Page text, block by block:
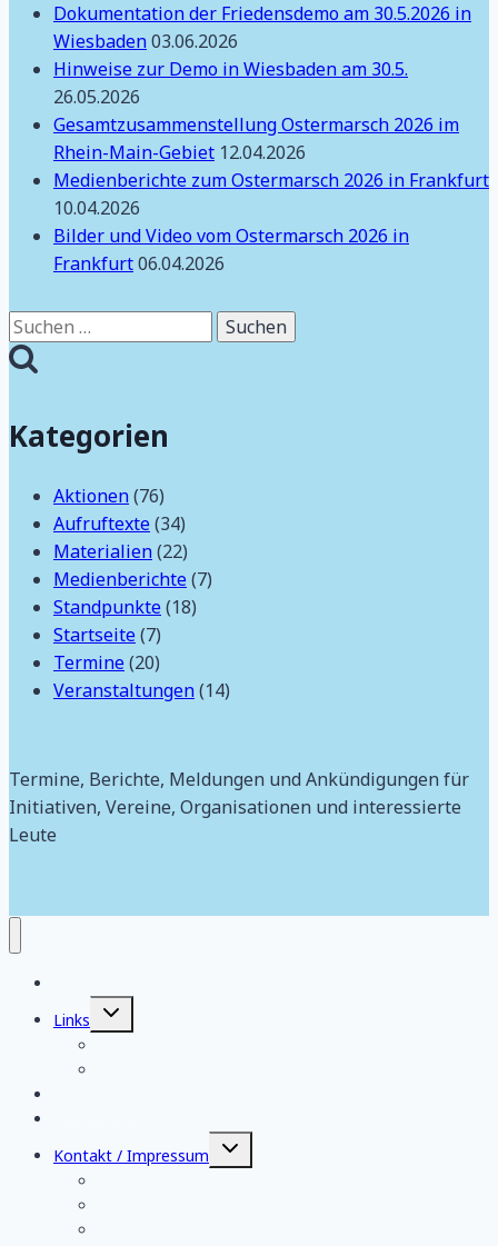
Dokumentation der Friedensdemo am 30.5.2026 in
Wiesbaden03.06.2026
Hinweise zur Demo in Wiesbaden am 30.5.
26.05.2026
Gesamtzusammenstellung Ostermarsch 2026 im
Rhein-Main-Gebiet 12.04.2026
Medienberichte zum Ostermarsch 2026 in Frankfurt
10.04.2026
Bilder und Video vom Ostermarsch 2026 in
Frankfurt06.04.2026
Suchen
nach:
Kategorien
Aktionen(76)
Aufruftexte(34)
Materialien(22)
Medienberichte(7)
Standpunkte(18)
Startseite(7)
Termine(20)
Veranstaltungen(14)
Termine, Berichte, Meldungen und Ankündigungen für
Initiativen, Vereine, Organisationen und interessierte
Leute
Links
Untermenü
Kontakt / Impressum
Untermenü